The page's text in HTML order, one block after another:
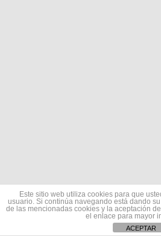
Este sitio web utiliza cookies para que
usuario. Si continúa navegando está dando
de las mencionadas cookies y la aceptación
el enlace para mayor
ACEPTAR